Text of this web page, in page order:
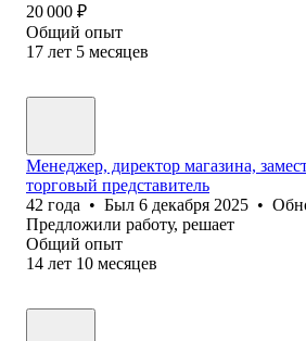
20 000 ₽
Общий опыт
17 лет 5 месяцев
Менеджер, директор магазина,
торговый представитель
42 года • Был 6 декабря 2025 •
Предложили работу, решает
Общий опыт
14 лет 10 месяцев